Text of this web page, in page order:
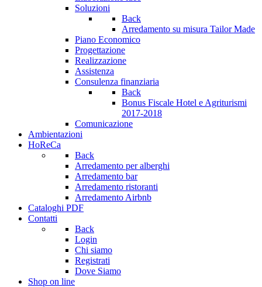
Soluzioni
Back
Arredamento su misura Tailor Made
Piano Economico
Progettazione
Realizzazione
Assistenza
Consulenza finanziaria
Back
Bonus Fiscale Hotel e Agriturismi
2017-2018
Comunicazione
Ambientazioni
HoReCa
Back
Arredamento per alberghi
Arredamento bar
Arredamento ristoranti
Arredamento Airbnb
Cataloghi PDF
Contatti
Back
Login
Chi siamo
Registrati
Dove Siamo
Shop on line